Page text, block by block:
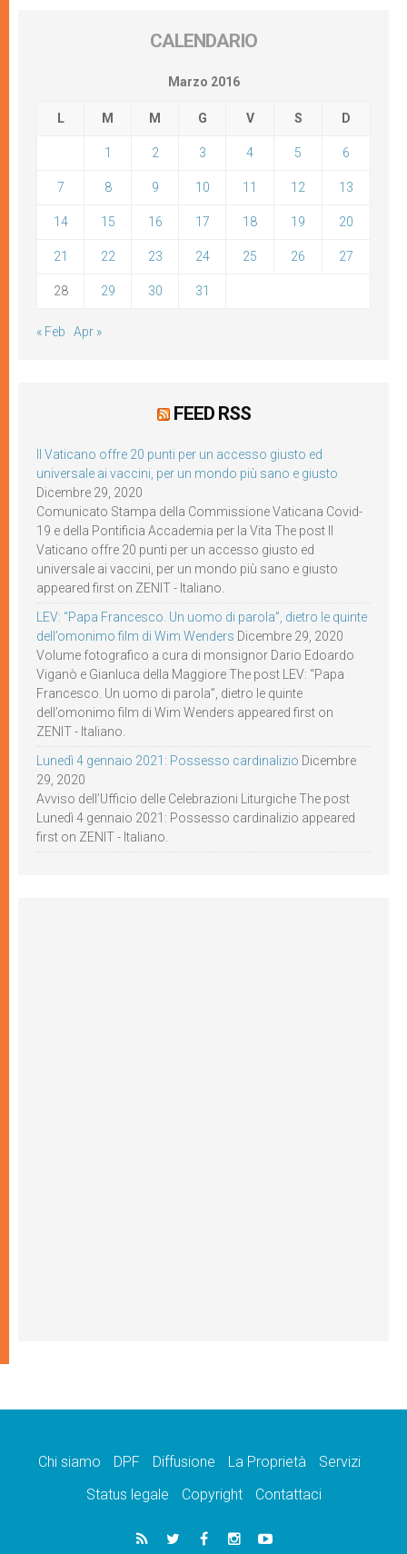
CALENDARIO
Marzo 2016
L M M G V S D
1 2 3 4 5 6
7 8 9 10 11 12 13
14 15 16 17 18 19 20
21 22 23 24 25 26 27
28 29 30 31
« Feb Apr »
FEED RSS
Il Vaticano offre 20 punti per un accesso giusto ed
universale ai vaccini, per un mondo più sano e giusto
Dicembre 29, 2020
Comunicato Stampa della Commissione Vaticana Covid-
19 e della Pontificia Accademia per la Vita The post Il
Vaticano offre 20 punti per un accesso giusto ed
universale ai vaccini, per un mondo più sano e giusto
appeared first on ZENIT - Italiano.
LEV: “Papa Francesco. Un uomo di parola”, dietro le quinte
dell’omonimo film di Wim Wenders Dicembre 29, 2020
Volume fotografico a cura di monsignor Dario Edoardo
Viganò e Gianluca della Maggiore The post LEV: “Papa
Francesco. Un uomo di parola”, dietro le quinte
dell’omonimo film di Wim Wenders appeared first on
ZENIT - Italiano.
Lunedì 4 gennaio 2021: Possesso cardinalizio Dicembre
29, 2020
Avviso dell’Ufficio delle Celebrazioni Liturgiche The post
Lunedì 4 gennaio 2021: Possesso cardinalizio appeared
first on ZENIT - Italiano.
Chi siamo DPF Diffusione La Proprietà
Servizi
Status legale
Copyright Contattaci